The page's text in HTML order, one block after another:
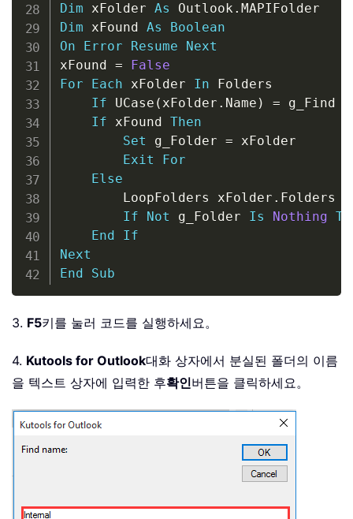
Dim xFolder As Outlook .
Dim xFound As
Boolean
On
Error Resume
Next
xFound =
False
For
Each xFolder In Folders
If UCase ( xFolder . Name ) = g_Find
If xFound Then
Set g_Folder = xFolder
Exit
For
Else
        LoopFolders xFolder
. Folders
If
Not g_Folder Is Nothing
End
If
Next
End
Sub
3. F5키를 눌러 코드를 실행하세요。
4. Kutools for Outlook대화 상자에서 분실된 폴더의 이름
을 텍스트 상자에 입력한 후확인버튼을 클릭하세요。